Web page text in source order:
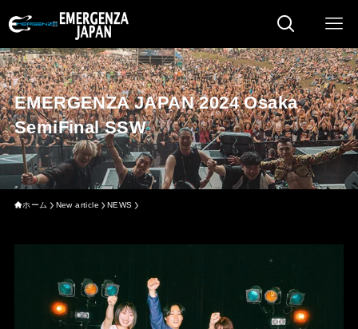
EMERGENZA JAPAN 2024 Osaka
SemiFinal SSW
ホーム New article NEWS